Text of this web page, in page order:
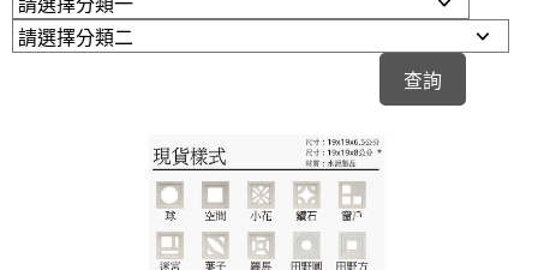
開車：中山路1段 到永平路路口(樂華夜市口)門口可
停車
捷運： 中和線【頂溪站 2 號出口】往中山路1段139
原Line已滿 無法加Line好友 請親愛的客戶加入
LINE官方帳號@a0975005573